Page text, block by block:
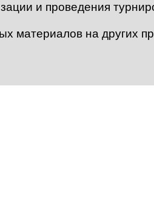
и проведения
материалов на других